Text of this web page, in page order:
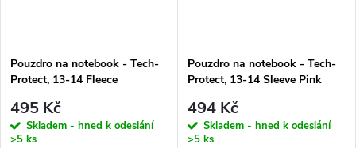
Pouzdro na notebook - Tech-
Protect, 13-14 Fleece
495 Kč
Skladem - hned k odeslání
>5 ks
Pouzdro na notebook - Tech-
Protect, 13-14 Sleeve Pink
494 Kč
Skladem - hned k odeslání
>5 ks